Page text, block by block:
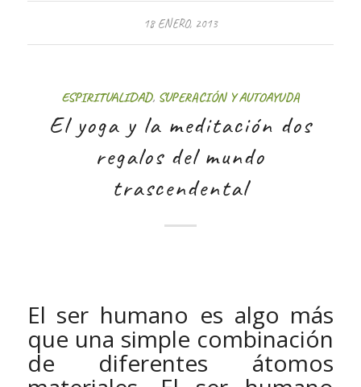
18 ENERO, 2013
ESPIRITUALIDAD, SUPERACIÓN Y AUTOAYUDA
El yoga y la meditación dos
regalos del mundo
trascendental
El ser humano es algo más
que una simple combinación
de diferentes átomos